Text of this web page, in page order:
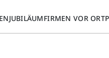
JUBILÄUMFIRMEN VOR ORT